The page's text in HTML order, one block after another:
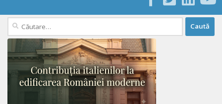
Caută
după: